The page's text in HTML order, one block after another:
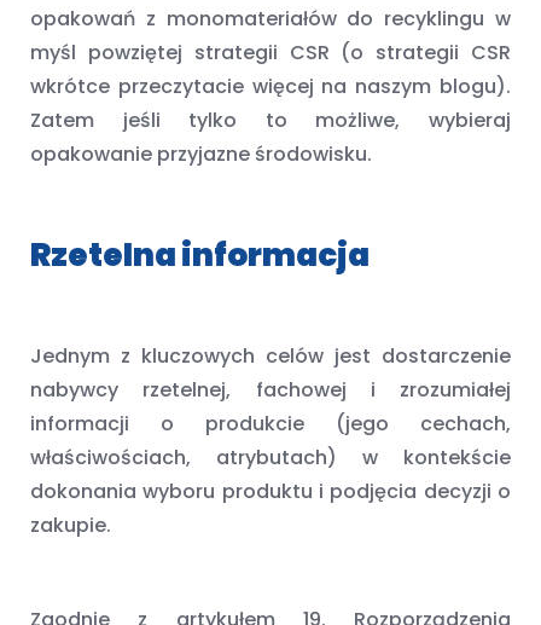
opakowań z monomateriałów do recyklingu w
myśl powziętej strategii CSR (o strategii CSR
wkrótce przeczytacie więcej na naszym blogu).
Zatem jeśli tylko to możliwe, wybieraj
opakowanie przyjazne środowisku.
Rzetelna informacja
Jednym z kluczowych celów jest dostarczenie
nabywcy rzetelnej, fachowej i zrozumiałej
informacji o produkcie (jego cechach,
właściwościach, atrybutach) w kontekście
dokonania wyboru produktu i podjęcia decyzji o
zakupie.